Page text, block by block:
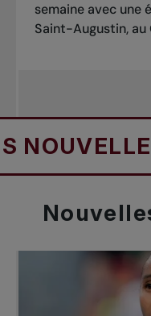
semaine avec une
Saint-Augustin, au